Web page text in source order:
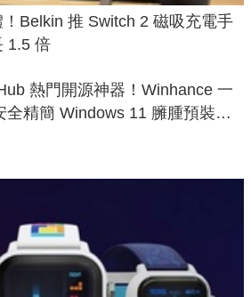
Belkin 推 Switch 2 磁吸充電手
1.5 倍
熱門開源神器！Winhance 一
全精簡 Windows 11 臃腫預裝軟
後台追蹤